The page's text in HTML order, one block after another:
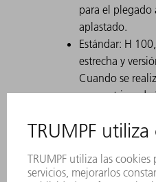
para el plegado
aplastado.
Estándar: H
estrecha y
Cuando se
con matrices de
Las ayudas de